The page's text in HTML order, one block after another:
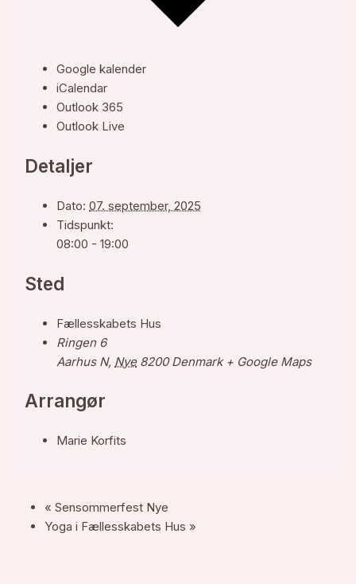
Google kalender
iCalendar
Outlook 365
Outlook Live
Detaljer
Dato: 07. september, 2025
Tidspunkt:
08:00 - 19:00
Sted
Fællesskabets Hus
Ringen 6
Aarhus N, Nye 8200 Denmark + Google Maps
Arrangør
Marie Korfits
« Sensommerfest Nye
Yoga i Fællesskabets Hus »